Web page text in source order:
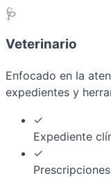
🩺
Veterinario
Enfocado en la
expedientes y
✓
Expediente
✓